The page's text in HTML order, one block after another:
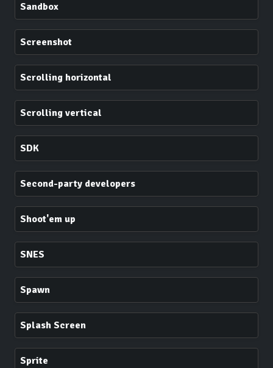
Sandbox
Screenshot
Scrolling horizontal
Scrolling vertical
SDK
Second-party developers
Shoot'em up
SNES
Spawn
Splash Screen
Sprite